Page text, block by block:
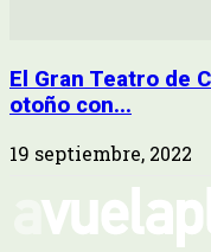
El Gran Teatro de
otoño con...
19 septiembre, 2022